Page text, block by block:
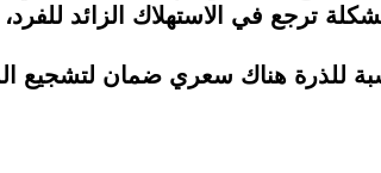
للذرة هناك سعري ضمان لتشجيع